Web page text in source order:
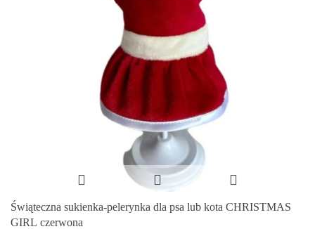
Świąteczna sukienka-pelerynka dla psa lub kota CHRISTMAS
GIRL czerwona